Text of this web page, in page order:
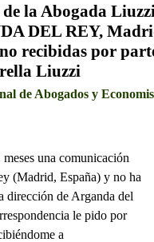
la Abogada
DEL REY,
recibidas por
Liuzzi
de Abogados y
una comunicación
(Madrid, España) y no ha
dirección de Arganda del
le pido por
a